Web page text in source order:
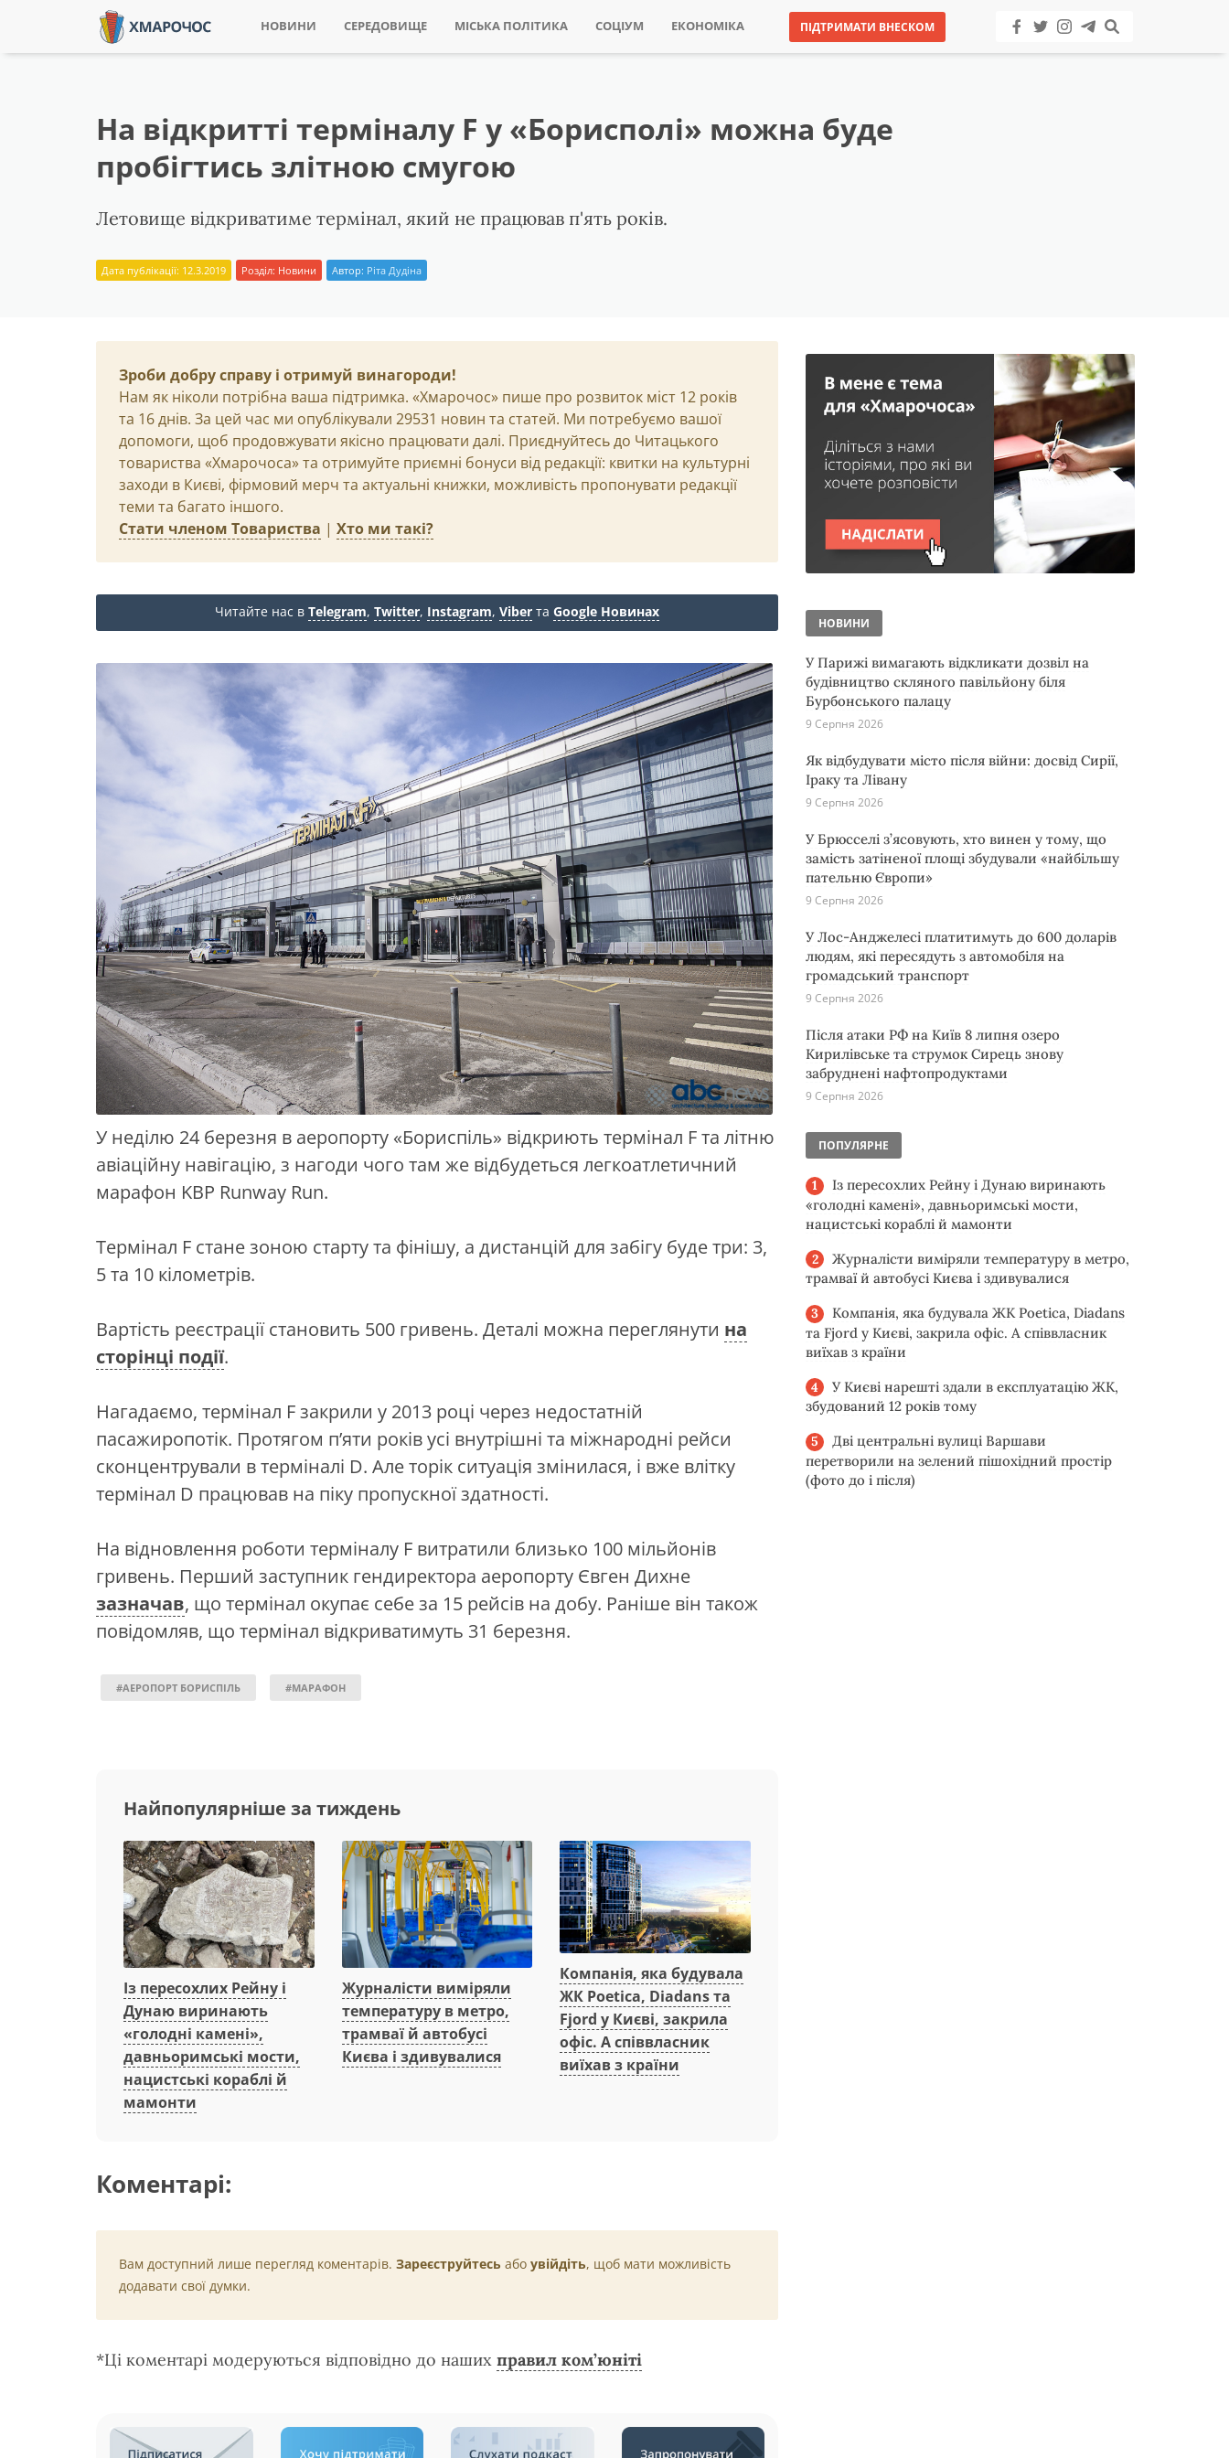
НОВИНИ СЕРЕДОВИЩЕ МІСЬКА ПОЛІТИКА СОЦІУМ ЕКОНОМІКА ПІДТРИМАТИ ВНЕСКОМ
На відкритті терміналу F у «Борисполі» можна буде
пробігтись злітною смугою
Летовище відкриватиме термінал, який не працював п'ять років.
Дата публікації: 12.3.2019 Розділ: Новини Автор: Ріта Дудіна
Зроби добру справу і отримуй винагороди!
Нам як ніколи потрібна ваша підтримка. «Хмарочос» пише про розвиток міст 12 років
та 16 днів. За цей час ми опублікували 29531 новин та статей. Ми потребуємо вашої
допомоги, щоб продовжувати якісно працювати далі. Приєднуйтесь до Читацького
товариства «Хмарочоса» та отримуйте приємні бонуси від редакції: квитки на культурні
заходи в Києві, фірмовий мерч та актуальні книжки, можливість пропонувати редакції
теми та багато іншого.
Стати членом Товариства | Хто ми такі?
Читайте нас в Telegram, Twitter, Instagram, Viber та Google Новинах
У неділю 24 березня в аеропорту «Бориспіль» відкриють термінал F та літню
авіаційну навігацію, з нагоди чого там же відбудеться легкоатлетичний
марафон KBP Runway Run.
Термінал F стане зоною старту та фінішу, а дистанцій для забігу буде три: 3,
5 та 10 кілометрів.
Вартість реєстрації становить 500 гривень. Деталі можна переглянути на
сторінці події.
Нагадаємо, термінал F закрили у 2013 році через недостатній
пасажиропотік. Протягом п’яти років усі внутрішні та міжнародні рейси
сконцентрували в терміналі D. Але торік ситуація змінилася, і вже влітку
термінал D працював на піку пропускної здатності.
На відновлення роботи терміналу F витратили близько 100 мільйонів
гривень. Перший заступник гендиректора аеропорту Євген Дихне
зазначав, що термінал окупає себе за 15 рейсів на добу. Раніше він також
повідомляв, що термінал відкриватимуть 31 березня.
#АЕРОПОРТ БОРИСПІЛЬ #МАРАФОН
Найпопулярніше за тиждень
Із пересохлих Рейну і
Дунаю виринають
«голодні камені»,
давньоримські мости,
нацистські кораблі й
мамонти
Журналісти виміряли
температуру в метро,
трамваї й автобусі
Києва і здивувалися
Компанія, яка будувала
ЖК Poetica, Diadans та
Fjord у Києві, закрила
офіс. А співвласник
виїхав з країни
Коментарі:
Вам доступний лише перегляд коментарів. Зареєструйтесь або увійдіть, щоб мати можливість
додавати свої думки.
*Ці коментарі модеруються відповідно до наших правил ком’юніті
НОВИНИ
У Парижі вимагають відкликати дозвіл на
будівництво скляного павільйону біля
Бурбонського палацу
9 Серпня 2026
Як відбудувати місто після війни: досвід Сирії,
Іраку та Лівану
9 Серпня 2026
У Брюсселі з’ясовують, хто винен у тому, що
замість затіненої площі збудували «найбільшу
пательню Європи»
9 Серпня 2026
У Лос-Анджелесі платитимуть до 600 доларів
людям, які пересядуть з автомобіля на
громадський транспорт
9 Серпня 2026
Після атаки РФ на Київ 8 липня озеро
Кирилівське та струмок Сирець знову
забруднені нафтопродуктами
9 Серпня 2026
ПОПУЛЯРНЕ
Із пересохлих Рейну і Дунаю виринають
«голодні камені», давньоримські мости,
нацистські кораблі й мамонти
Журналісти виміряли температуру в метро,
трамваї й автобусі Києва і здивувалися
Компанія, яка будувала ЖК Poetica, Diadans
та Fjord у Києві, закрила офіс. А співвласник
виїхав з країни
У Києві нарешті здали в експлуатацію ЖК,
збудований 12 років тому
Дві центральні вулиці Варшави
перетворили на зелений пішохідний простір
(фото до і після)